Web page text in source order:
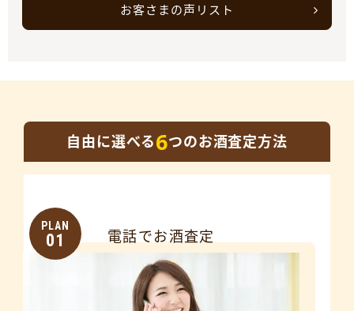
お客さまの声リスト
自由に選べる6つのお酒査定方法
PLAN
01 電話でお酒査定